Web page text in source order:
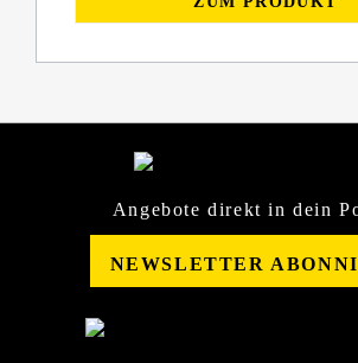
Angebote direkt in dein
NEWSLETTER